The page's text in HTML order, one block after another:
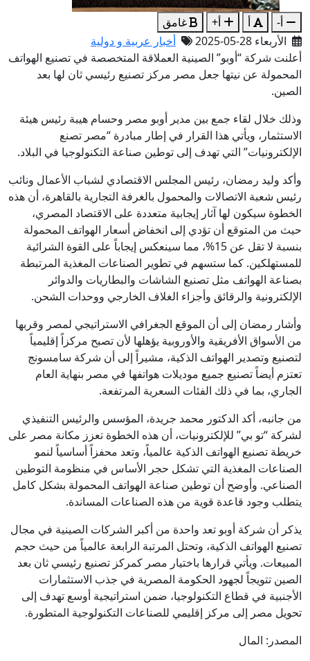
أ- أ أ+
غامق
الأربعاء 28-05-2025
أخبار عربية و دولية
أعلنت شركة “أوبو” الصينية العملاقة المتخصصة في تصنيع الهواتف
المحمولة عن نيتها جعل مصر مركز تصنيع رئيسي ثان لها بعد
الصين.
وذلك خلال لقاء جمع بين مدير أوبو مصر وحسام هيبة رئيس هيئة
الاستثمار، ويأتي هذا القرار في إطار مبادرة “مصر تصنع
الإلكترونيات” التي تهدف إلى توطين صناعة التكنولوجيا في البلاد.
وأكد وليد رمضان، رئيس المجلس الاقتصادي لشباب الأعمال ونائب
رئيس شعبة الاتصالات والمحمول بالغرفة التجارية بالقاهرة، أن هذه
الخطوة سيكون لها آثار إيجابية متعددة على الاقتصاد المصري،
حيث من المتوقع أن تؤدي إلى انخفاض أسعار الهواتف المحمولة
بنسبة لا تقل عن 15%، مما سينعكس إيجاباً على القوة الشرائية
للمستهلكين. كما ستسهم في تطوير الصناعات المغذية المرتبطة
بصناعة الهواتف مثل تصنيع الشاشات والبطاريات والدوائر
الإلكترونية والرقائق وأجزاء الغلاف الخارجي ووحدات الشحن.
وأشار رمضان إلى أن الموقع الجغرافي الاستراتيجي لمصر وقربها
من الأسواق الأفريقية والأوروبية يؤهلها لأن تصبح مركزاً إقليمياً
لتصنيع وتصدير الهواتف الذكية، مشيراً إلى أن شركة سامسونج
تعتزم أيضاً تصنيع جميع موديلات هواتفها في مصر بنهاية العام
الجاري، بما في ذلك الفئات السعرية المرتفعة.
من جانبه، أكد الدكتور محمد جريدة، المؤسس والرئيس التنفيذي
لشركة “تو بي” للإلكترونيات، أن هذه الخطوة تعزز مكانة مصر على
خريطة تصنيع الهواتف الذكية عالمياً، وتعد محفزاً أساسياً لنمو
الصناعات المغذية التي تشكل حجر الأساس في منظومة التوطين
الصناعي. وأوضح أن توطين صناعة الهواتف المحمولة بشكل كامل
يتطلب وجود قاعدة قوية من هذه الصناعات المساندة.
يذكر أن شركة أوبو تعد واحدة من أكبر الشركات الصينية في مجال
تصنيع الهواتف الذكية، وتحتل المرتبة الرابعة عالمياً من حيث حجم
المبيعات. ويأتي قرارها باختيار مصر كمركز تصنيع رئيسي ثان بعد
الصين تتويجاً لجهود الحكومة المصرية في جذب الاستثمارات
الأجنبية في قطاع التكنولوجيا، ضمن استراتيجية أوسع تهدف إلى
تحويل مصر إلى مركز إقليمي للصناعات التكنولوجية المتطورة.
المصدر: المال